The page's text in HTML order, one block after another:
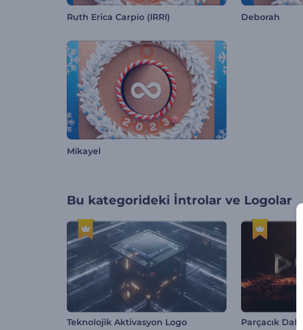
Ruth Erica Carpio (IRRI) Deborah
Mikayel
Bu kategorideki İntrolar ve Logolar
Teknolojik Aktivasyon Logo